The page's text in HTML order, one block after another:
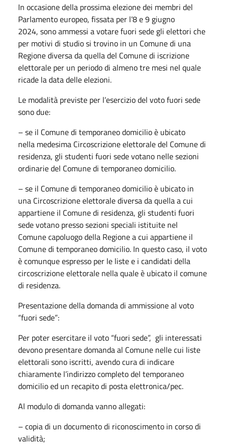
In occasione della prossima elezione dei membri del
Parlamento europeo, fissata per l’8 e 9 giugno
2024, sono ammessi a votare fuori sede gli elettori che
per motivi di studio si trovino in un Comune di una
Regione diversa da quella del Comune di iscrizione
elettorale per un periodo di almeno tre mesi nel quale
ricade la data delle elezioni.
Le modalità previste per l’esercizio del voto fuori sede
sono due:
– se il Comune di temporaneo domicilio è ubicato
nella medesima Circoscrizione elettorale del Comune di
residenza, gli studenti fuori sede votano nelle sezioni
ordinarie del Comune di temporaneo domicilio.
– se il Comune di temporaneo domicilio è ubicato in
una Circoscrizione elettorale diversa da quella a cui
appartiene il Comune di residenza, gli studenti fuori
sede votano presso sezioni speciali istituite nel
Comune capoluogo della Regione a cui appartiene il
Comune di temporaneo domicilio. In questo caso, il voto
è comunque espresso per le liste e i candidati della
circoscrizione elettorale nella quale è ubicato il comune
di residenza.
Presentazione della domanda di ammissione al voto
“fuori sede”:
Per poter esercitare il voto “fuori sede”, gli interessati
devono presentare domanda al Comune nelle cui liste
elettorali sono iscritti, avendo cura di indicare
chiaramente l’indirizzo completo del temporaneo
domicilio ed un recapito di posta elettronica/pec.
Al modulo di domanda vanno allegati:
– copia di un documento di riconoscimento in corso di
validità;